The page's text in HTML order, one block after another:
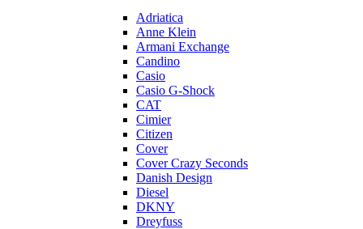
Adriatica
Anne Klein
Armani Exchange
Candino
Casio
Casio G-Shock
CAT
Cimier
Citizen
Cover
Cover Crazy Seconds
Danish Design
Diesel
DKNY
Dreyfuss